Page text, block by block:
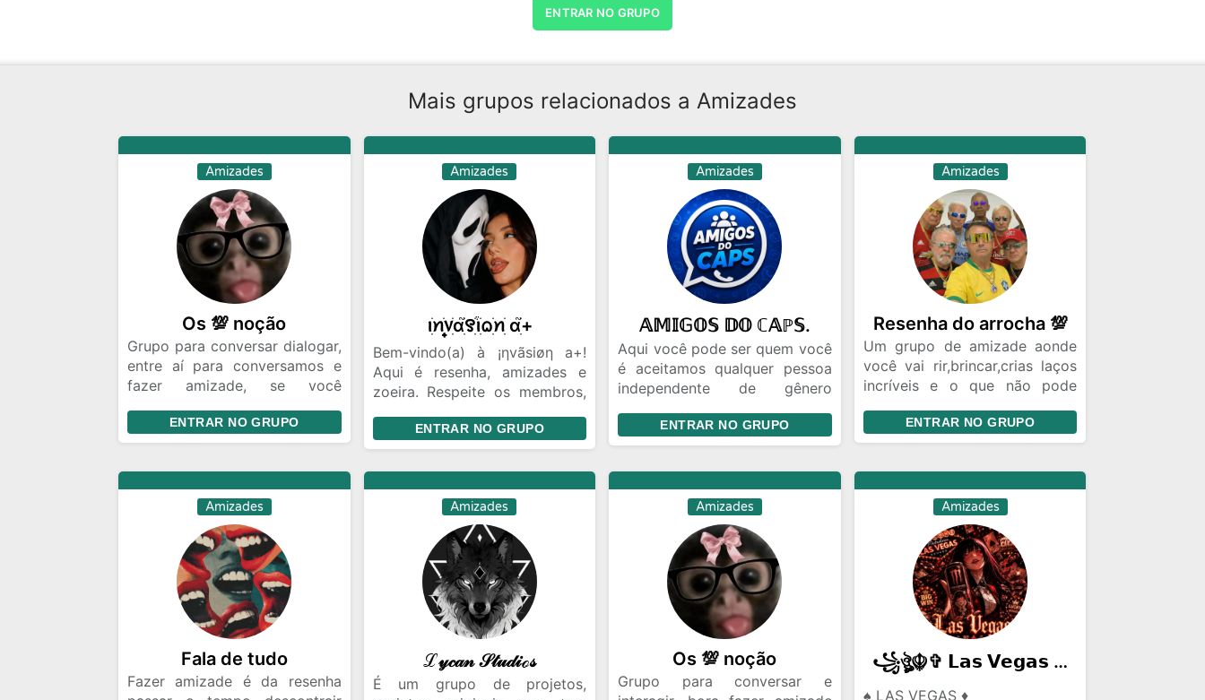
ENTRAR NO GRUPO
Mais grupos relacionados a Amizades
Amizades
Os 💯 noção
Grupo para conversar dialogar,
entre aí para conversamos e
fazer amizade, se você
ideal para você. Bora bater um
papo legal e conhecer gente
ENTRAR NO GRUPO
Amizades
ꪱׁׅꪀׁׅ᥎꫶ׁׅɑׁׅ֮꯱ׁׅ֒ꪱׁׅᨵׁׅꪀׁׅ ɑׁׅ֮+
Bem-vindo(a) à ¡ηvãsiøη a+!
Aqui é resenha, amizades e
zoeira. Respeite os membros,
invasão. 🖤ENTRAR NO GRUPO
Amizades
𝔸𝕄𝕀𝔾𝕆𝕊 𝔻𝕆 ℂ𝔸ℙ𝕊.
Aqui você pode ser quem você
é aceitamos qualquer pessoa
independente de gênero
diferenças des que sigam às
regras do grupo serão todos
bem vindos é um grupo
organizado é respeitado é
zuiro au mesmo tendo
ENTRAR NO GRUPO
Amizades
Resenha do arrocha 💯
Um grupo de amizade aonde
você vai rir,brincar,crias laços
incríveis e o que não pode
nos conhecer
ENTRAR NO GRUPO
Amizades
Fala de tudo
Fazer amizade é da resenha
Amizades
ℒ𝓎𝒸𝒶𝓃 𝒮𝓉𝓊𝒹𝒾ℴ𝓈
É um grupo de projetos,
Amizades
Os 💯 noção
Grupo para conversar e
Amizades
꧁ঔৣ☬✞ 𝗟𝗮𝘀 𝗩𝗲𝗴𝗮𝘀 ✞☬ঔৣ꧂
♠️ LAS VEGAS ♦️